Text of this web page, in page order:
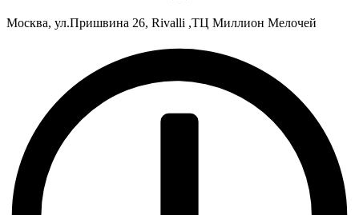
Москва, ул.Пришвина 26, Rivalli ,ТЦ Миллион Мелочей